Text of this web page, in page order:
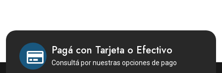
Pagá con Tarjeta o Efectivo
Consultá por nuestras opciones de pago